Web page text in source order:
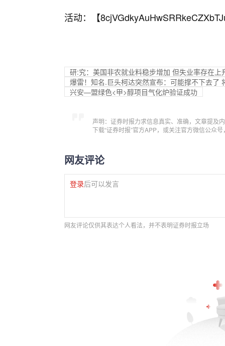
活动：【
研:究：美国非农就业料稳步增加 但失业率存在上
爆雷！知名.巨头柯达突然宣布：可能撑不下去了
兴安—盟绿色<甲>醇项目气化炉验证成功
声明：证券时报力求信息真实、准确，文章提及
下载“证券时报”官方APP，或关注官方微信公众
网友评论
登录后可以发言
网友评论仅供其表达个人看法，并不表明证券时报立场